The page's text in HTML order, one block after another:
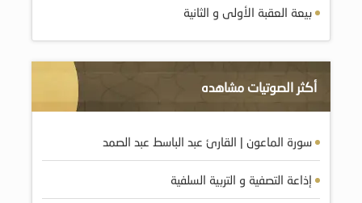
بيعة العقبة الأولى و الثانية
أكثر الصوتيات مشاهده
سورة الماعون | القارئ عبد الباسط عبد الصمد
إذاعة التصفية و التربية السلفية